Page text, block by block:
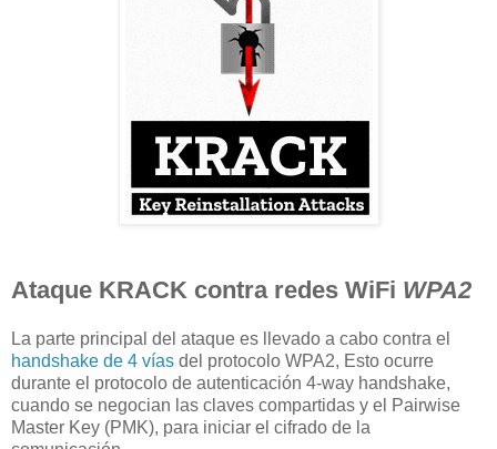
Ataque KRACK contra redes WiFi WPA2
La parte principal del ataque es llevado a cabo contra el
handshake de 4 vías del protocolo WPA2, Esto ocurre
durante el protocolo de autenticación 4-way handshake,
cuando se negocian las claves compartidas y el Pairwise
Master Key (PMK), para iniciar el cifrado de la